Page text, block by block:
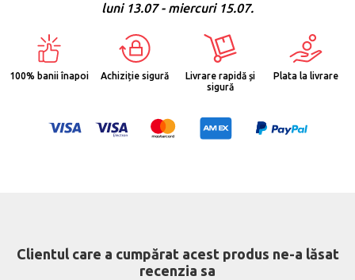
luni 13.07 - miercuri 15.07.
100% banii înapoi Achiziție sigură
Livrare rapidă și
sigură
Plata la livrare
Clientul care a cumpărat acest produs ne-a lăsat
recenzia sa